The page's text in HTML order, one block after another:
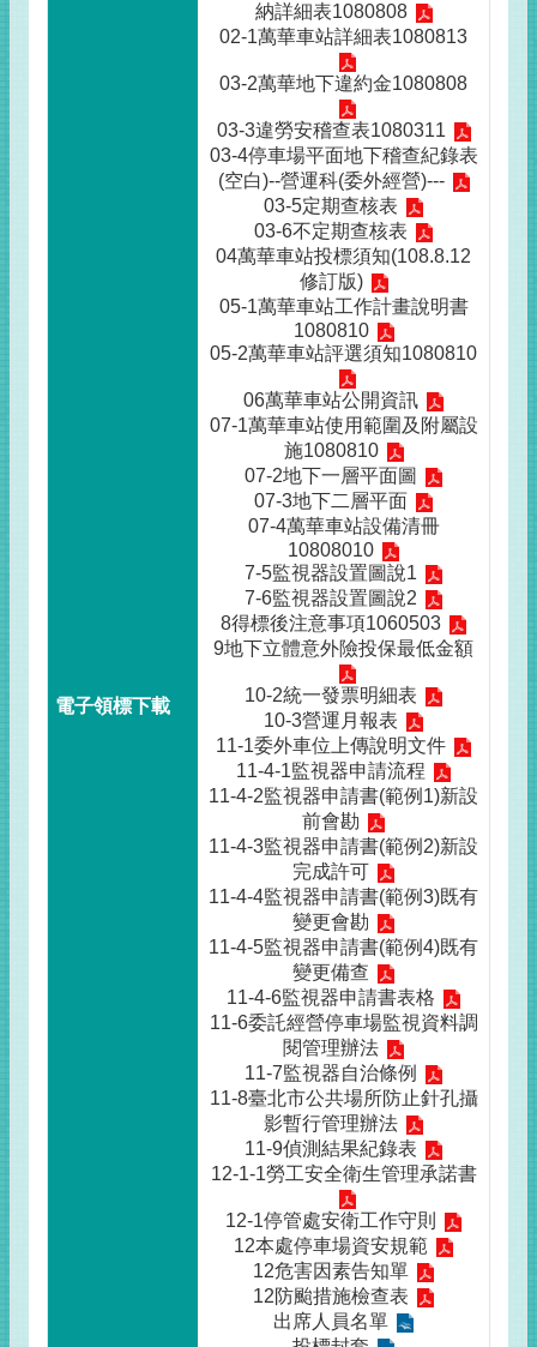
納詳細表1080808
02-1萬華車站詳細表1080813
03-2萬華地下違約金1080808
03-3違勞安稽查表1080311
03-4停車場平面地下稽查紀錄表
(空白)--營運科(委外經營)---
03-5定期查核表
03-6不定期查核表
04萬華車站投標須知(108.8.12
修訂版)
05-1萬華車站工作計畫說明書
1080810
05-2萬華車站評選須知1080810
06萬華車站公開資訊
07-1萬華車站使用範圍及附屬設
施1080810
07-2地下一層平面圖
07-3地下二層平面
07-4萬華車站設備清冊
10808010
7-5監視器設置圖說1
7-6監視器設置圖說2
8得標後注意事項1060503
9地下立體意外險投保最低金額
10-2統一發票明細表
10-3營運月報表
11-1委外車位上傳說明文件
11-4-1監視器申請流程
11-4-2監視器申請書(範例1)新設
前會勘
11-4-3監視器申請書(範例2)新設
完成許可
11-4-4監視器申請書(範例3)既有
變更會勘
11-4-5監視器申請書(範例4)既有
變更備查
11-4-6監視器申請書表格
11-6委託經營停車場監視資料調
閱管理辦法
11-7監視器自治條例
11-8臺北市公共場所防止針孔攝
影暫行管理辦法
11-9偵測結果紀錄表
12-1-1勞工安全衛生管理承諾書
12-1停管處安衛工作守則
12本處停車場資安規範
12危害因素告知單
12防颱措施檢查表
出席人員名單